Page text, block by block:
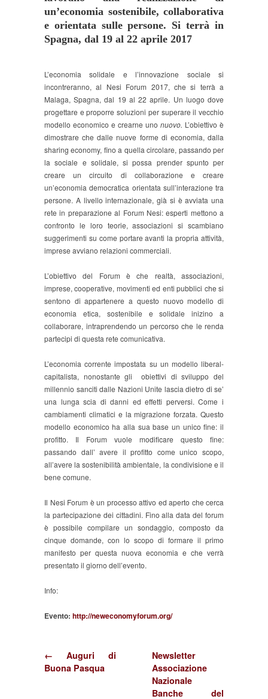
un’economia sostenibile, collaborativa
e orientata sulle persone. Si terrà in
Spagna, dal 19 al 22 aprile 2017
L’economia solidale e l’innovazione sociale si
incontreranno, al Nesi Forum 2017, che si terrà a
Malaga, Spagna, dal 19 al 22 aprile. Un luogo dove
progettare e proporre soluzioni per superare il vecchio
modello economico e crearne uno nuovo. L’obiettivo è
dimostrare che dalle nuove forme di economia, dalla
sharing economy, fino a quella circolare, passando per
la sociale e solidale, si possa prender spunto per
creare un circuito di collaborazione e creare
un’economia democratica orientata sull’interazione tra
persone. A livello internazionale, già si è avviata una
rete in preparazione al Forum Nesi: esperti mettono a
confronto le loro teorie, associazioni si scambiano
suggerimenti su come portare avanti la propria attività,
imprese avviano relazioni commerciali.
L’obiettivo del Forum è che realtà, associazioni,
imprese, cooperative, movimenti ed enti pubblici che si
sentono di appartenere a questo nuovo modello di
economia etica, sostenibile e solidale inizino a
collaborare, intraprendendo un percorso che le renda
partecipi di questa rete comunicativa.
L’economia corrente impostata su un modello liberal-
capitalista, nonostante gli obiettivi di sviluppo del
millennio sanciti dalle Nazioni Unite lascia dietro di se’
una lunga scia di danni ed effetti perversi. Come i
cambiamenti climatici e la migrazione forzata. Questo
modello economico ha alla sua base un unico fine: il
profitto. Il Forum vuole modificare questo fine:
passando dall’ avere il profitto come unico scopo,
all’avere la sostenibilità ambientale, la condivisione e il
bene comune.
Il Nesi Forum è un processo attivo ed aperto che cerca
la partecipazione dei cittadini. Fino alla data del forum
è possibile compilare un sondaggio, composto da
cinque domande, con lo scopo di formare il primo
manifesto per questa nuova economia e che verrà
presentato il giorno dell’evento.
Info:
Evento: http://neweconomyforum.org/
← Auguri di
Buona Pasqua
Newsletter
Associazione
Nazionale
Banche del